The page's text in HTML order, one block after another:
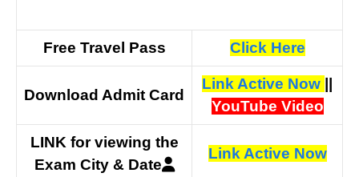
Free Travel Pass Click Here
Download Admit Card
Link Active Now
YouTube Video
LINK for viewing the
Exam City & Date
Link Active Now